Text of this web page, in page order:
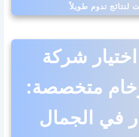
لنتائج تدوم طويلاً
اختيار شركة
متخصصة:
في الجمال